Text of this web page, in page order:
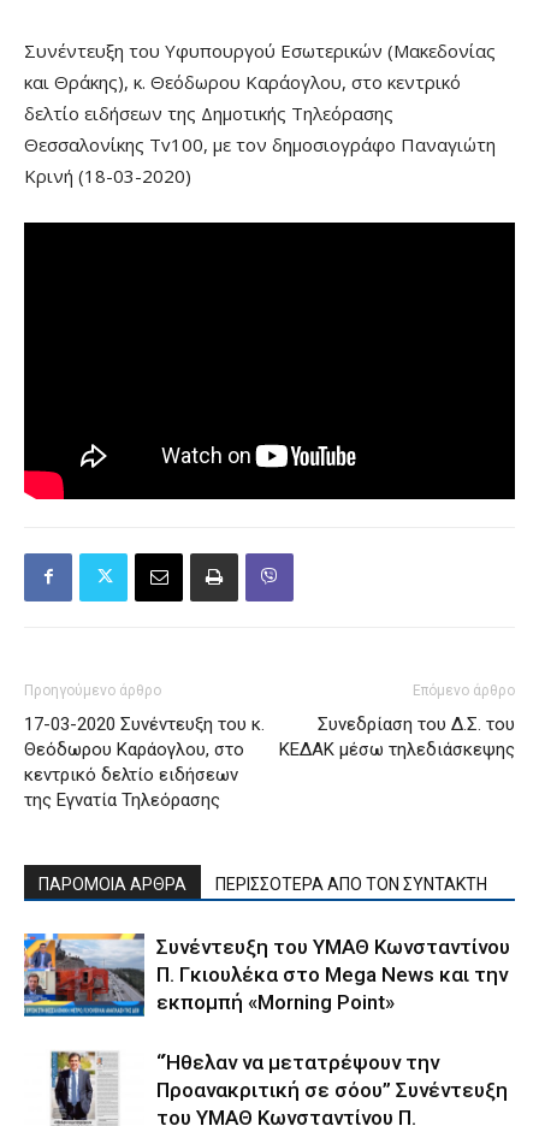
Συνέντευξη του Υφυπουργού Εσωτερικών (Μακεδονίας
και Θράκης), κ. Θεόδωρου Καράογλου, στο κεντρικό
δελτίο ειδήσεων της Δημοτικής Τηλεόρασης
Θεσσαλονίκης Tv100, με τον δημοσιογράφο Παναγιώτη
Κρινή (18-03-2020)
Προηγούμενο άρθρο
17-03-2020 Συνέντευξη του κ.
Θεόδωρου Καράογλου, στο
κεντρικό δελτίο ειδήσεων
της Εγνατία Τηλεόρασης
Επόμενο άρθρο
Συνεδρίαση του Δ.Σ. του
ΚΕΔΑΚ μέσω τηλεδιάσκεψης
ΠΑΡΟΜΟΙΑ ΑΡΘΡΑ ΠΕΡΙΣΣΟΤΕΡΑ ΑΠΟ ΤΟΝ ΣΥΝΤΑΚΤΗ
Συνέντευξη του ΥΜΑΘ Κωνσταντίνου
Π. Γκιουλέκα στο Mega News και την
εκπομπή «Morning Point»
“Ήθελαν να μετατρέψουν την
Προανακριτική σε σόου” Συνέντευξη
του ΥΜΑΘ Κωνσταντίνου Π.